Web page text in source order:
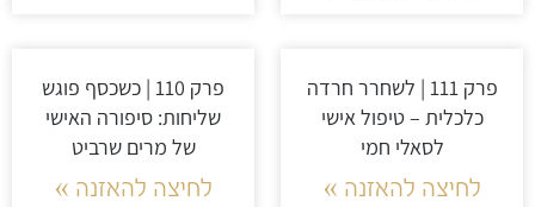
פרק 111 | לשחרר חרדה
כלכלית – טיפול אישי
לסאלי חמי
לחיצה להאזנה »
פרק 110 | כשכסף פוגש
שליחות: סיפורה האישי
של מרים שרביט
לחיצה להאזנה »